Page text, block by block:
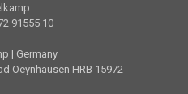
91555 10
| Germany
Oeynhausen HRB 15972